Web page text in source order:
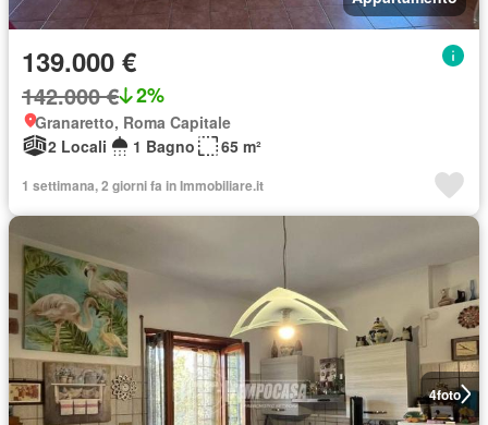
139.000 €
142.000 € 2%
Granaretto, Roma Capitale
2 Locali
1 Bagno 65 m²
1 settimana, 2 giorni fa in Immobiliare.it
4foto